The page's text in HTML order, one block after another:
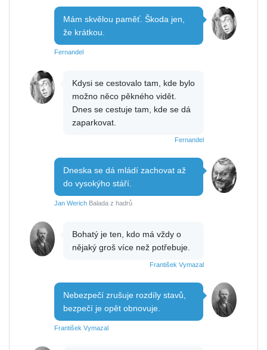
Mám skvělou paměť. Škoda jen,
že krátkou.
Fernandel
Kdysi se cestovalo tam, kde bylo
možno něco pěkného vidět.
Dnes se cestuje tam, kde se dá
zaparkovat.
Fernandel
Dneska se dá mládí zachovat až
do vysokýho stáří.
Jan Werich Balada z hadrů
Bohatý je ten, kdo má vždy o
nějaký groš více než potřebuje.
František Vymazal
Nebezpečí zrušuje rozdíly stavů,
bezpečí je opět obnovuje.
František Vymazal